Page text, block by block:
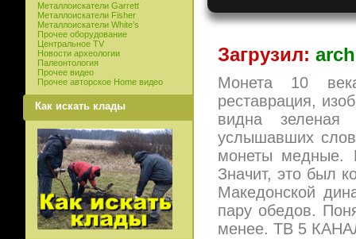
Металлоискатели Garrett
Металлоискатели Fisher
Металлоискатели White’s
Прочее оборудование
Центральное TV
Новости археологии
Палеонтология
Прочее видео
Прочее авторское Home видео
Как искать клады
Загрузил:
Монета 10
реставрация,
видна зеленая
услышавших
монеты медные.
Значит, это был
Македонской
пару обедов.
менее. ТВ 5